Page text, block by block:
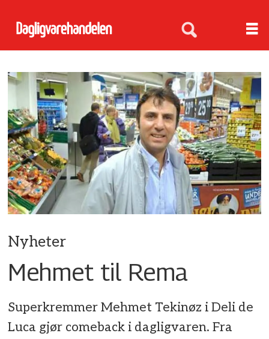
Nyheter
Mehmet til Rema
Superkremmer Mehmet Tekinøz i Deli de
Luca gjør comeback i dagligvaren. Fra